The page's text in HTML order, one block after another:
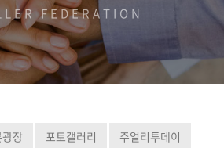
FEDERATION
장 포토갤러리 주얼리투데이